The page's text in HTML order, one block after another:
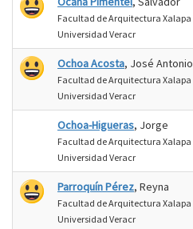
Facultad de Arquitectura Xalapa
Universidad Veracr
Ochoa Acosta, José Antonio
Facultad de Arquitectura Xalapa
Universidad Veracr
Ochoa-Higueras, Jorge
Facultad de Arquitectura Xalapa
Universidad Veracr
Parroquín Pérez, Reyna
Facultad de Arquitectura Xalapa
Universidad Veracr